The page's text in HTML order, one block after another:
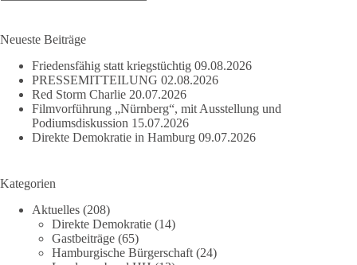
Neueste Beiträge
Friedensfähig statt kriegstüchtig 09.08.2026
PRESSEMITTEILUNG 02.08.2026
Red Storm Charlie 20.07.2026
Filmvorführung „Nürnberg“, mit Ausstellung und
Podiumsdiskussion 15.07.2026
Direkte Demokratie in Hamburg 09.07.2026
Kategorien
Aktuelles (208)
Direkte Demokratie (14)
Gastbeiträge (65)
Hamburgische Bürgerschaft (24)